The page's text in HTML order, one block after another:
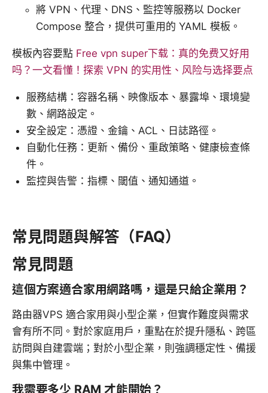
將 VPN、代理、DNS、監控等服務以 Docker
Compose 整合，提供可重用的 YAML 模板。
模板內容要點 Free vpn super下载：真的免费又好用
吗？一文看懂！探索 VPN 的实用性、风险与选择要点
服務結構：容器名稱、映像版本、暴露埠、環境變
數、網路設定。
安全設定：憑證、金鑰、ACL、日誌路徑。
自動化任務：更新、備份、重啟策略、健康檢查條
件。
監控與告警：指標、閾值、通知通道。
常見問題與解答（FAQ）
常見問題
這個方案適合家用網路嗎，還是只給企業用？
路由器VPS 適合家用與小型企業，但實作難度與需求
會有所不同。對於家庭用戶，重點在於提升隱私、跨區
訪問與自建雲端；對於小型企業，則強調穩定性、備援
與集中管理。
我需要多少 RAM 才能開始？